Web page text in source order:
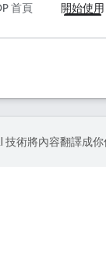
首頁 開始使用
技術將內容翻譯成